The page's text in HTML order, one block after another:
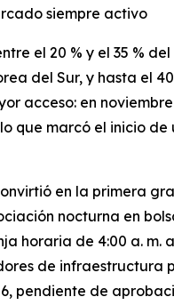
siempre activo
el 20 % y el 35 %
del Sur, y hasta el
acceso: en
que marcó el inicio
en la primera
nocturna en
horaria de 4:00 a. m.
de infraestructura
pendiente de